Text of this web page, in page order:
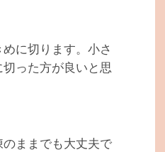
に切ります。小さ
った方が良いと思
ままでも大丈夫で